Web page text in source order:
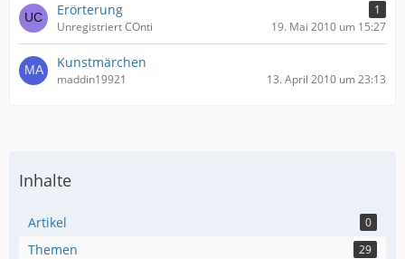
Erörterung
1
Unregistriert COnti
19. Mai 2010 um 15:27
Kunstmärchen
maddin19921 13. April 2010 um 23:13
Inhalte
Artikel 0
Themen 29